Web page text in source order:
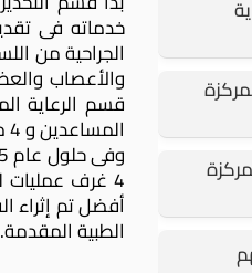
الجراحية من
والأعصاب
المساعدين و 4 من المدرسين و 3 من الاخصائيين.
4 غرف
الطبية المقدمة.